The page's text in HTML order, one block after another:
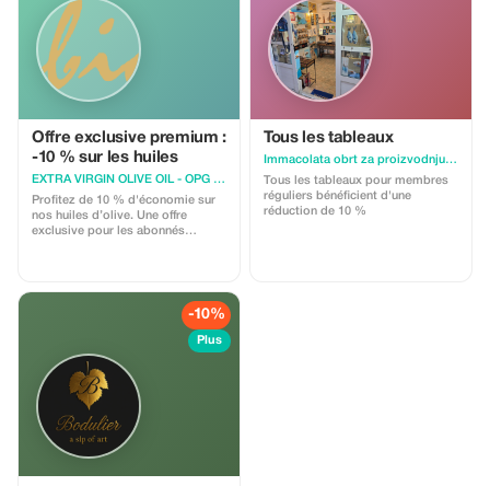
Offre exclusive premium :
-10 % sur les huiles
EXTRA VIRGIN OLIVE OIL - OPG Bubicic
Profitez de 10 % d'économie sur
nos huiles d’olive. Une offre
exclusive pour les abonnés
Tous les tableaux
Immacolata obrt za proizvodnju i usluge vl.Domagoj Ante Sartori
Tous les tableaux pour membres
réguliers bénéficient d'une
réduction de 10 %
-10%
Plus